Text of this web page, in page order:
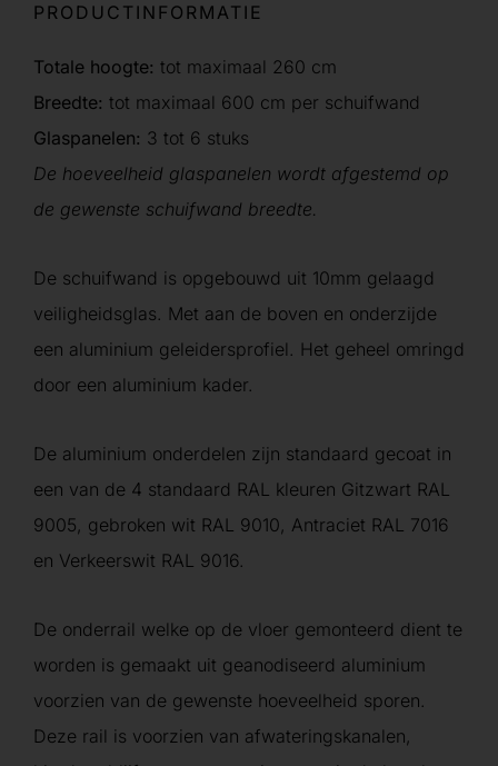
PRODUCTINFORMATIE
Totale hoogte: tot maximaal 260 cm
Breedte: tot maximaal 600 cm per schuifwand
Glaspanelen: 3 tot 6 stuks
De hoeveelheid glaspanelen wordt afgestemd op
de gewenste schuifwand breedte.
De schuifwand is opgebouwd uit 10mm gelaagd
veiligheidsglas. Met aan de boven en onderzijde
een aluminium geleidersprofiel. Het geheel omringd
door een aluminium kader.
De aluminium onderdelen zijn standaard gecoat in
een van de 4 standaard RAL kleuren Gitzwart RAL
9005, gebroken wit RAL 9010, Antraciet RAL 7016
en Verkeerswit RAL 9016.
De onderrail welke op de vloer gemonteerd dient te
worden is gemaakt uit geanodiseerd aluminium
voorzien van de gewenste hoeveelheid sporen.
Deze rail is voorzien van afwateringskanalen,